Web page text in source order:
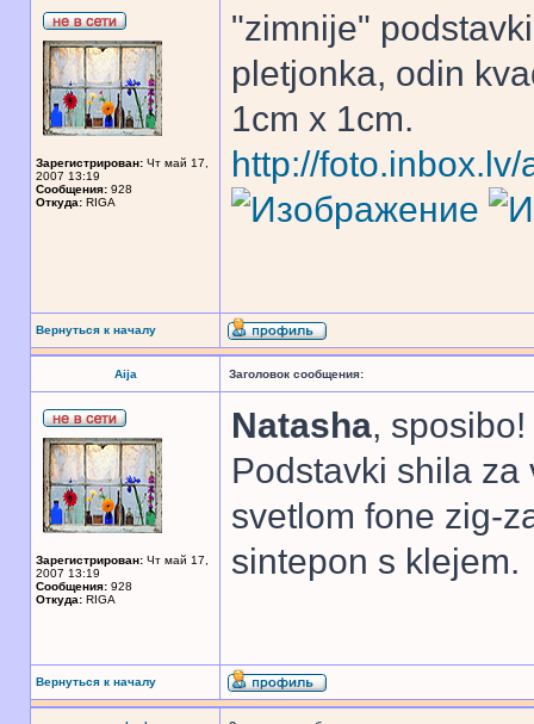
Зарегистрирован: Чт май 17,
2007 13:19
Сообщения: 928
Откуда: RIGA
"zimnije"
pletjonka, odin
1cm x 1cm.
http://
Вернуться к началу
Aija Заголовок сообщения:
Зарегистрирован: Чт май 17,
2007 13:19
Сообщения: 928
Откуда: RIGA
Natasha, sposibo!
Podstavki shila
svetlom fone zig-
sintepon s klejem.
Вернуться к началу